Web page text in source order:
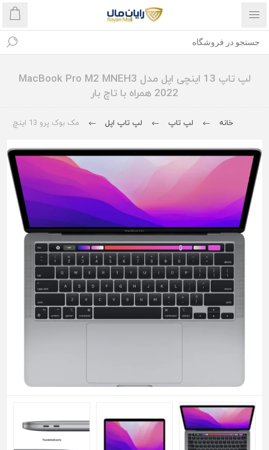
لپ تاپ 13 اینچی اپل مدل MacBook Pro M2 MNEH3
2022 همراه با تاچ بار
خانه لپ تاپ لپ تاپ اپل مک بوک پرو 13 اینچ